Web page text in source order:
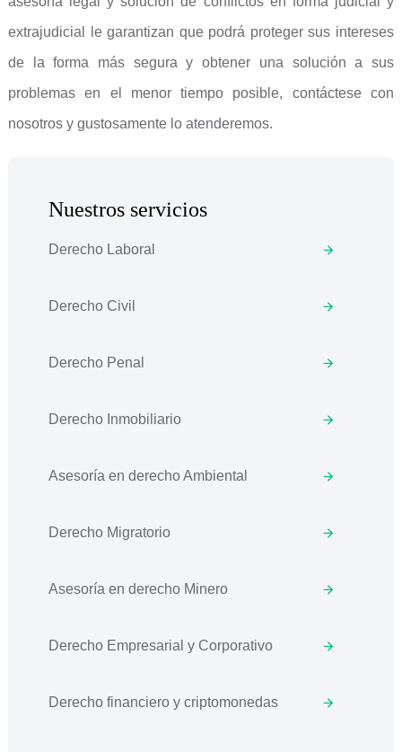
extrajudicial le garantizan que podrá proteger sus intereses
de la forma más segura y obtener una solución a sus
problemas en el menor tiempo posible, contáctese con
nosotros y gustosamente lo atenderemos.
Nuestros servicios
Derecho Laboral
Derecho Civil
Derecho Penal
Derecho Inmobiliario
Asesoría en derecho Ambiental
Derecho Migratorio
Asesoría en derecho Minero
Derecho Empresarial y Corporativo
Derecho financiero y criptomonedas